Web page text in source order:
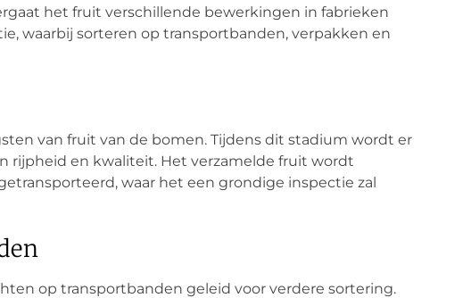
het fruit verschillende bewerkingen in fabrieken
waarbij sorteren op transportbanden, verpakken en
van fruit van de bomen. Tijdens dit stadium wordt er
rijpheid en kwaliteit. Het verzamelde fruit wordt
waar het een grondige inspectie zal
op transportbanden geleid voor verdere sortering.